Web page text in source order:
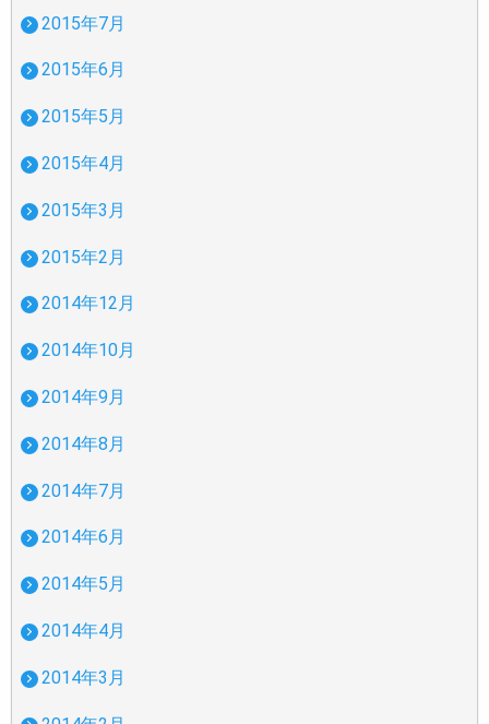
2015年7月
2015年6月
2015年5月
2015年4月
2015年3月
2015年2月
2014年12月
2014年10月
2014年9月
2014年8月
2014年7月
2014年6月
2014年5月
2014年4月
2014年3月